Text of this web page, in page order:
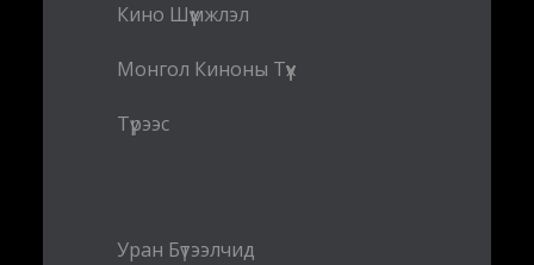
Кино Шүүмжлэл
Монгол Киноны Түүх
Түрээс
Уран Бүтээлчид